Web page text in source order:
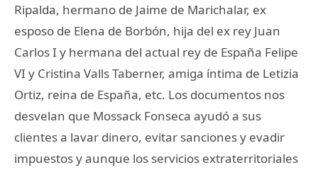
Ripalda, hermano de Jaime de Marichalar, ex
esposo de Elena de Borbón, hija del ex rey Juan
Carlos I y hermana del actual rey de España Felipe
VI y Cristina Valls Taberner, amiga íntima de Letizia
Ortiz, reina de España, etc. Los documentos nos
desvelan que Mossack Fonseca ayudó a sus
clientes a lavar dinero, evitar sanciones y evadir
impuestos y aunque los servicios extraterritoriales